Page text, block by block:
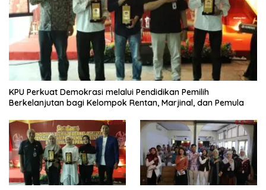
KPU Perkuat Demokrasi melalui Pendidikan Pemilih
Berkelanjutan bagi Kelompok Rentan, Marjinal, dan Pemula